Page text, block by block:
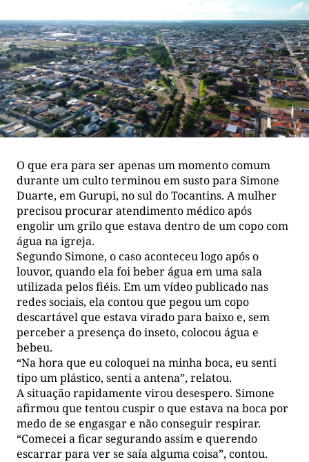
O que era para ser apenas um momento comum
durante um culto terminou em susto para Simone
Duarte, em Gurupi, no sul do Tocantins. A mulher
precisou procurar atendimento médico após
engolir um grilo que estava dentro de um copo com
água na igreja.
Segundo Simone, o caso aconteceu logo após o
louvor, quando ela foi beber água em uma sala
utilizada pelos fiéis. Em um vídeo publicado nas
redes sociais, ela contou que pegou um copo
descartável que estava virado para baixo e, sem
perceber a presença do inseto, colocou água e
bebeu.
“Na hora que eu coloquei na minha boca, eu senti
tipo um plástico, senti a antena”, relatou.
A situação rapidamente virou desespero. Simone
afirmou que tentou cuspir o que estava na boca por
medo de se engasgar e não conseguir respirar.
“Comecei a ficar segurando assim e querendo
escarrar para ver se saía alguma coisa”, contou.